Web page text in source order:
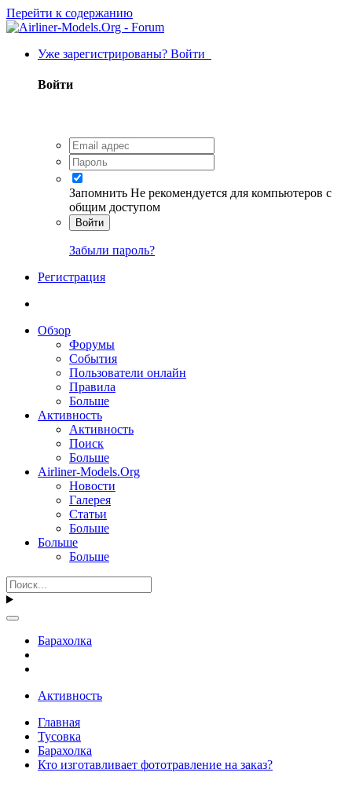
Перейти к содержанию
Уже зарегистрированы? Войти
Войти
Запомнить Не рекомендуется для компьютеров с
общим доступом
Войти
Забыли пароль?
Регистрация
Обзор
Форумы
События
Пользователи онлайн
Правила
Больше
Активность
Активность
Поиск
Больше
Airliner-Models.Org
Новости
Галерея
Статьи
Больше
Больше
Больше
Барахолка
Активность
Главная
Тусовка
Барахолка
Кто изготавливает фототравление на заказ?